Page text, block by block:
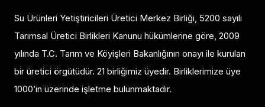
Su Ürünleri Yetiştiricileri Üretici Merkez Birliği, 5200 sayılı
Tarımsal Üretici Birlikleri Kanunu hükümlerine göre, 2009
yılında T.C. Tarım ve Köyişleri Bakanlığının onayı ile kurulan
bir üretici örgütüdür. 21 birliğimiz üyedir. Birliklerimize üye
1000’in üzerinde işletme bulunmaktadır.